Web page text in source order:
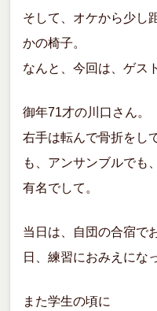
そして、オケから少し
かの椅子。
なんと、今回は、ゲス
御年71才の川口さん。
右手は転んで骨折をし
も、アンサンブルでも
有名でして。
当日は、自団の合宿で
日、練習におみえにな
また学生の頃に